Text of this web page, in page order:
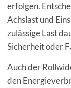
erfolgen.
Achslast und
zulässige Last
Sicherheit oder
Auch der
den